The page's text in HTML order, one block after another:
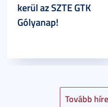
Tovább
kerül az SZTE GTK
Gólyanap!